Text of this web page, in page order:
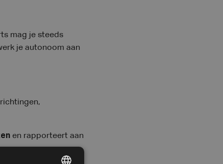
mag je steeds
je autonoom aan
en rapporteert aan